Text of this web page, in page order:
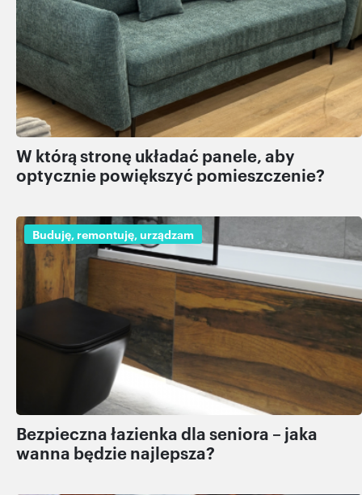
W którą stronę układać panele, aby
optycznie powiększyć pomieszczenie?
Buduję, remontuję, urządzam
Bezpieczna łazienka dla seniora – jaka
wanna będzie najlepsza?